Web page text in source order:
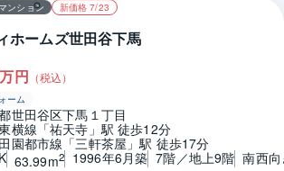
ンション 新価格 7/23
ホームズ世田谷下馬
万円 （税込）
ーム
世田谷区下馬１丁目
横線「祐天寺」駅 徒歩12分
園都市線「三軒茶屋」駅 徒歩17分
63.99m2 1996年6月築 7階／地上9階 南西